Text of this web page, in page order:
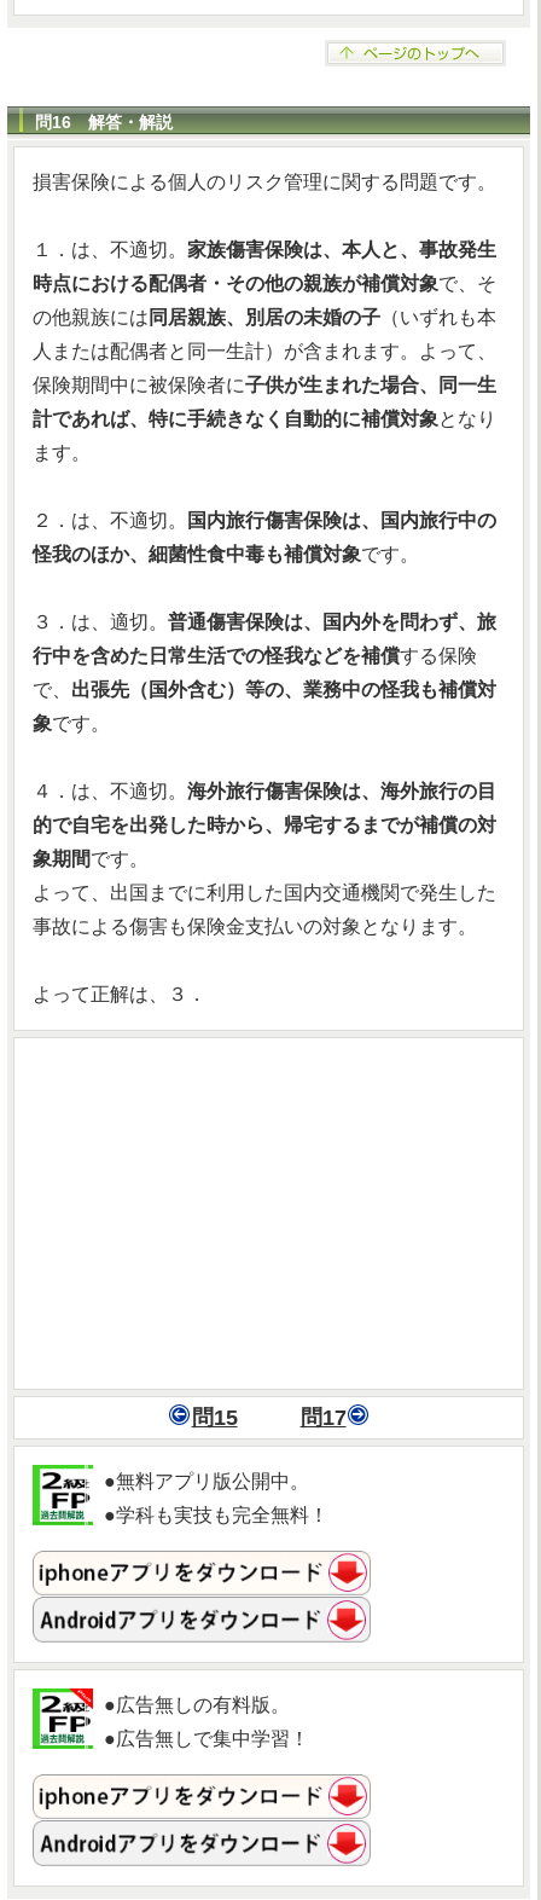
問16 解答・解説
損害保険による個人のリスク管理に関する問題です。
１．は、不適切。 家族傷害保険は、本人と、事故発生
時点における配偶者・その他の親族が補償対象で、そ
の他親族には 同居親族、別居の未婚の子 （いずれも本
人または配偶者と同一生計）が含まれます。よって、
保険期間中に被保険者に子供が生まれた場合、同一生
計であれば、特に手続きなく自動的に補償対象となり
ます。
２．は、不適切。
国内旅行傷害保険は、国内旅行中の
怪我のほか、細菌性食中毒も補償対象です。
３．は、適切。 普通傷害保険は、国内外を問わず、旅
行中を含めた日常生活での怪我などを補償する保険
で、 出張先（国外含む）等の、業務中の怪我も補償対
象です。
４．は、不適切。 海外旅行傷害保険は、海外旅行の目
的で自宅を出発した時から、帰宅するまでが補償の対
象期間です。
よって、出国までに利用した国内交通機関で発生した
事故による傷害も保険金支払いの対象となります。
よって正解は、３．
問15 問17
●無料アプリ版公開中。
●学科も実技も完全無料！
●広告無しの有料版。
●広告無しで集中学習！